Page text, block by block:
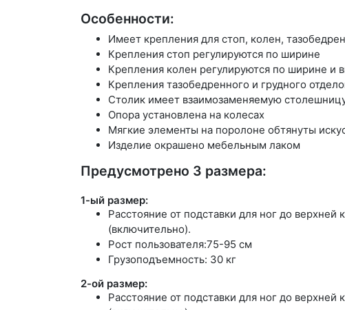
Особенности:
Имеет крепления для стоп, колен,
Крепления стоп регулируются по ширине
Крепления колен регулируются по ширине и
Крепления тазобедренного и грудного
Столик имеет взаимозаменяемую
Опора установлена на колесах
Мягкие элементы на поролоне обтянуты
Изделие окрашено мебельным лаком
Предусмотрено 3 размера:
1-ый размер:
Расстояние от подставки для ног до
(включительно).
Рост пользователя:75-95 см
Грузоподъемность: 30 кг
2-ой размер:
Расстояние от подставки для ног до